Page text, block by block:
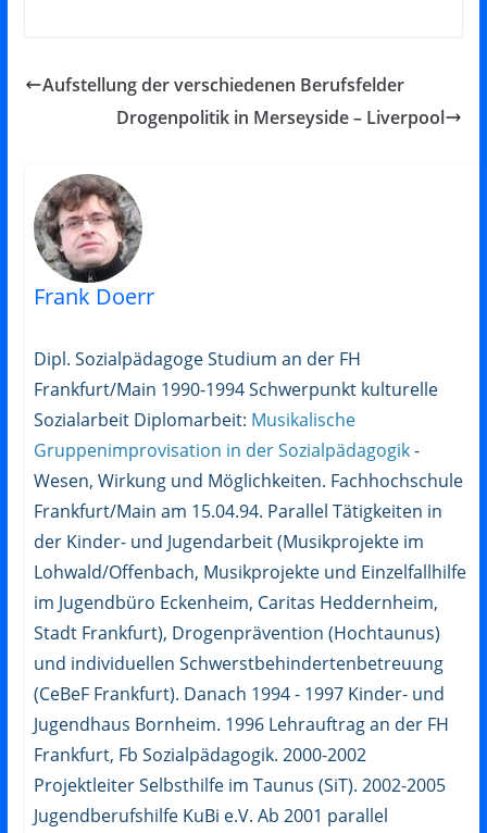
Aufstellung der verschiedenen Berufsfelder
Drogenpolitik in Merseyside – Liverpool
Frank Doerr
Dipl. Sozialpädagoge Studium an der FH
Frankfurt/Main 1990-1994 Schwerpunkt kulturelle
Sozialarbeit Diplomarbeit: Musikalische
Gruppenimprovisation in der Sozialpädagogik-
Wesen, Wirkung und Möglichkeiten. Fachhochschule
Frankfurt/Main am 15.04.94. Parallel Tätigkeiten in
der Kinder- und Jugendarbeit (Musikprojekte im
Lohwald/Offenbach, Musikprojekte und Einzelfallhilfe
im Jugendbüro Eckenheim, Caritas Heddernheim,
Stadt Frankfurt), Drogenprävention (Hochtaunus)
und individuellen Schwerstbehindertenbetreuung
(CeBeF Frankfurt). Danach 1994 - 1997 Kinder- und
Jugendhaus Bornheim. 1996 Lehrauftrag an der FH
Frankfurt, Fb Sozialpädagogik. 2000-2002
Projektleiter Selbsthilfe im Taunus (SiT). 2002-2005
Jugendberufshilfe KuBi e.V. Ab 2001 parallel